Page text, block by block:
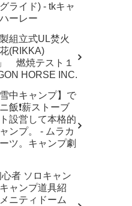
ライド) - tkキャ
ーレー
組立式UL焚火
(RIKKA)
燃焼テスト１
HORSE INC.
中キャンプ】で
飯❗️薪ストーブ
設営して本格的
ンプ。 - ムラカ
ツ。キャンプ劇
者 ソロキャン
ャンプ道具紹
ニティドーム